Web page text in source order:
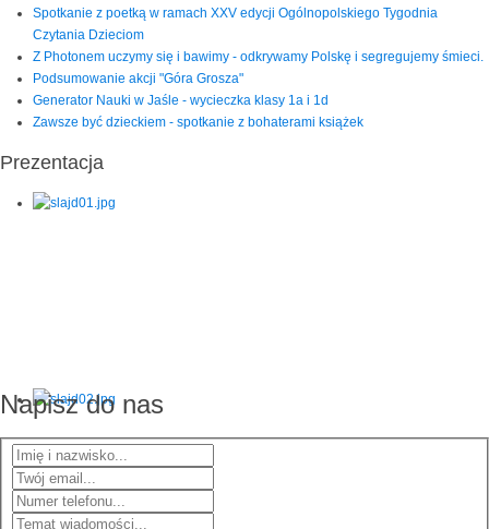
Spotkanie z poetką w ramach XXV edycji Ogólnopolskiego Tygodnia
Czytania Dzieciom
Z Photonem uczymy się i bawimy - odkrywamy Polskę i segregujemy śmieci.
Podsumowanie akcji "Góra Grosza"
Generator Nauki w Jaśle - wycieczka klasy 1a i 1d
Zawsze być dzieckiem - spotkanie z bohaterami książek
Prezentacja
Napisz do nas